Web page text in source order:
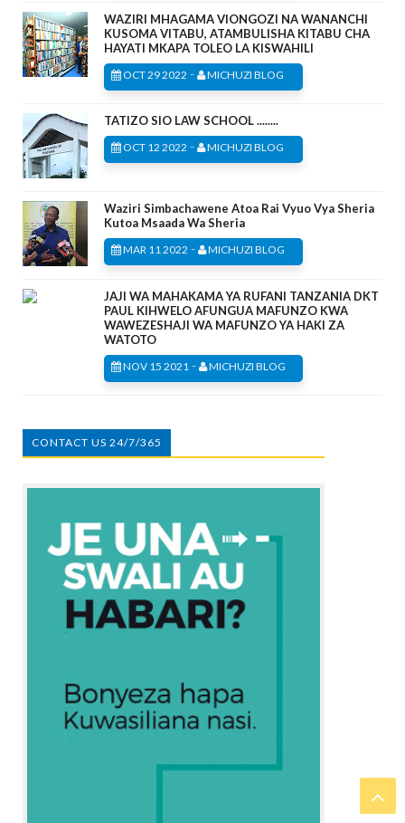
WAZIRI MHAGAMA VIONGOZI NA WANANCHI
KUSOMA VITABU, ATAMBULISHA KITABU CHA
HAYATI MKAPA TOLEO LA KISWAHILI
OCT 29 2022 - MICHUZI BLOG
TATIZO SIO LAW SCHOOL ........
OCT 12 2022 - MICHUZI BLOG
Waziri Simbachawene Atoa Rai Vyuo Vya Sheria
Kutoa Msaada Wa Sheria
MAR 11 2022 - MICHUZI BLOG
JAJI WA MAHAKAMA YA RUFANI TANZANIA DKT
PAUL KIHWELO AFUNGUA MAFUNZO KWA
WAWEZESHAJI WA MAFUNZO YA HAKI ZA
WATOTO
NOV 15 2021 - MICHUZI BLOG
CONTACT US 24/7/365